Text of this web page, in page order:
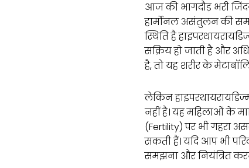
आज की भागदौड़ भरी
हार्मोनल असंतुलन की
स्थिति है
सक्रिय हो जाती है और
है, तो यह शरीर के
लेकिन
नहीं है। यह महिलाओं के
(Fertility) पर भी गहरा
सकती हैं। यदि आप भी
समझना और नियंत्रित